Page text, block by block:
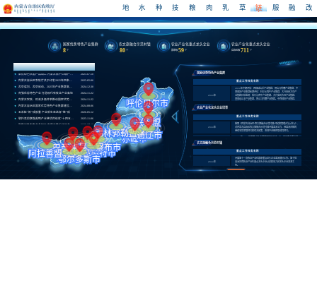
地 水 种 技 粮 肉 乳 草 链 服 融 改
乡村产业发展和农垦处重点工作任务布局
国家优势特色产业集群
8 个
农文旅融合示范村镇
80 个
农业产业化重点龙头企业
国家级 59 个
农业产业化重点龙头企业
自治区级 711 个
重点工作
2025-05-06
及早谋划、及早启动，2025年产业集群高质量发展全面提速——农牧厅组织召开2025年国家优势特色产业集群视频答辩会 2024-12-30
育强优势特色产业 打造现代农牧业产业高地 2024-11-22
内蒙古农牧、财政多措并举推动国家优势特色产业集群建设提质增效 2024-11-22
内蒙古自治区国家优势特色产业集群建设能力提升培训班成功举办 2024-08-06
玉米粒“炼”成胶囊 产业新生态这样“链”成 2026-05-12
2025-11-06
聚焦绿色农畜产品加工 内蒙古携千亿级产业集群六大重点产业链赴兰州招商对接 2025-07-10
内蒙古自治区农牧厅关于印发2025年四条产业链重点任务的通知 2025-05-06
及早谋划、及早启动，2025年产业集群高质量发展全面提速——农牧厅组织召开2025年国家优势特色产业集群视频答辩会 2024-12-30
育强优势特色产业 打造现代农牧业产业高地 2024-11-22
国家优势特色产业集群
重点工作任务名称
2024年
2024年中期评估：西部绒山羊产业集群、阴山马铃薯产业集群、中
西部奶产业集群末期评估：科尔沁肉牛产业集群、大兴安岭大豆产
业集群日常监测：科尔沁肉牛产业集群、大兴安岭大豆产业集群、
西部绒山羊产业集群、阴山马铃薯产业集群。中西部奶产业集群、
2023年
得国家奖补资金15.5亿元，共涉及11个盟市53个旗县。其中2020
2021年创建了2个，分别是科尔沁肉牛产业集群、大兴安岭大豆产
业集群；2022年创建了1个，西部绒山羊产业集群；2023年创建
了2个，分别是阴山马铃薯产业集群、中西部奶产业集群；2024年
创建了1个，早作谷子产业集群。
农业产业化龙头企业培育
重点工作任务名称
2024年
按照《内蒙古自治区“农文旅融合示范村镇”评定和管理办法(试行)》,
对内蒙古自治区农文旅融合示范村镇开展监测工作，经监测合格的
继续享受荣誉称号和有关政策，监测不合格的取消其称号。
2023年
2023年2023年推荐认定“中国美丽休闲乡村”8个，休闲农业重点县
农文旅融合示范村镇
重点工作任务名称
2024年
开展第十一次农业产业化国家重点龙头企业监测递补工作、第十批
自治区农牧业产业化重点龙头企业认定和前九批龙头企业监测工
作。
新认定自治区级龙头企业149家，向农业农村部推荐薯都凯达等13